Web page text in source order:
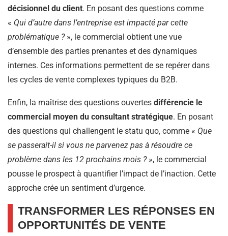
décisionnel du client. En posant des questions comme
« Qui d’autre dans l’entreprise est impacté par cette
problématique ?», le commercial obtient une vue
d’ensemble des parties prenantes et des dynamiques
internes. Ces informations permettent de se repérer dans
les cycles de vente complexes typiques du B2B.
Enfin, la maîtrise des questions ouvertes différencie le
commercial moyen du consultant stratégique. En posant
des questions qui challengent le statu quo, comme « Que
se passerait-il si vous ne parvenez pas à résoudre ce
problème dans les 12 prochains mois ?», le commercial
pousse le prospect à quantifier l’impact de l’inaction. Cette
approche crée un sentiment d’urgence.
TRANSFORMER LES RÉPONSES EN
OPPORTUNITÉS DE VENTE